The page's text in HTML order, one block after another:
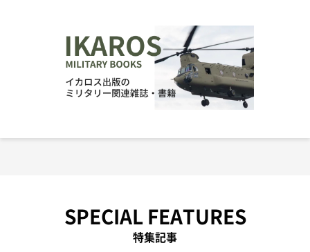
SPECIAL FEATURES
特集記事